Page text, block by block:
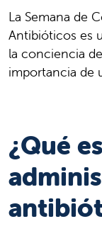
La Semana de
Antibióticos es
la conciencia
importancia de
¿Qué